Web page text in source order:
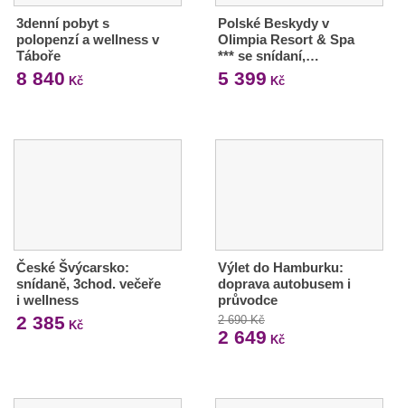
3denní pobyt s
polopenzí a wellness v
Táboře
8 840 Kč
Polské Beskydy v
Olimpia Resort & Spa
*** se snídaní,…
5 399 Kč
České Švýcarsko:
snídaně, 3chod. večeře
i wellness
2 385 Kč
Výlet do Hamburku:
doprava autobusem i
průvodce
2 690 Kč
2 649 Kč